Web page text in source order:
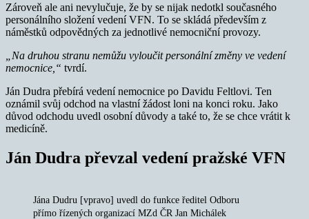
Zároveň ale ani nevylučuje, že by se nijak nedotkl současného
personálního složení vedení VFN. To se skládá především z
náměstků odpovědných za jednotlivé nemocniční provozy.
„Na druhou stranu nemůžu vyloučit personální změny ve vedení
nemocnice,“ tvrdí.
Ján Dudra přebírá vedení nemocnice po Davidu Feltlovi. Ten
oznámil svůj odchod na vlastní žádost loni na konci roku. Jako
důvod odchodu uvedl osobní důvody a také to, že se chce vrátit k
medicíně.
Ján Dudra převzal vedení pražské VFN
Jána Dudru [vpravo] uvedl do funkce ředitel Odboru
přímo řízených organizací MZd ČR Jan Michálek